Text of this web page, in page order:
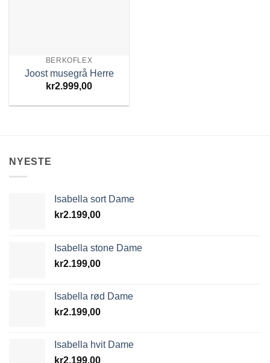
BERKOFLEX
Joost musegrå Herre
kr2.999,00
NYESTE
Isabella sort Dame
kr2.199,00
Isabella stone Dame
kr2.199,00
Isabella rød Dame
kr2.199,00
Isabella hvit Dame
kr2.199,00